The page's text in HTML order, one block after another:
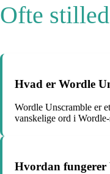
Ofte
Hvad er Wordle
Wordle Unscramble er
vanskelige ord i
Hvordan fungerer